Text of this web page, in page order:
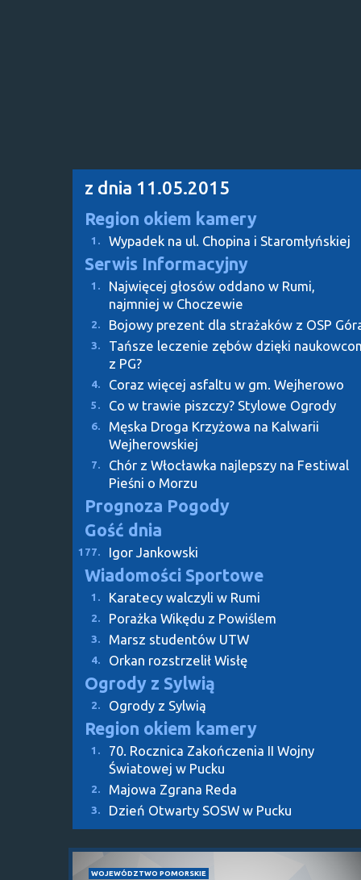
z dnia 11.05.2015
Region okiem kamery
1. Wypadek na ul. Chopina i Staromłyńskiej
Serwis Informacyjny
1.
Najwięcej głosów oddano w Rumi,
najmniej w Choczewie
2. Bojowy prezent dla strażaków z OSP
3.
Tańsze leczenie zębów dzięki
z PG?
4. Coraz więcej asfaltu w gm. Wejherowo
5. Co w trawie piszczy? Stylowe Ogrody
6.
Męska Droga Krzyżowa na Kalwarii
Wejherowskiej
7.
Chór z Włocławka najlepszy na Festiwal
Pieśni o Morzu
Prognoza Pogody
Gość dnia
177. Igor Jankowski
Wiadomości Sportowe
1. Karatecy walczyli w Rumi
2. Porażka Wikędu z Powiślem
3. Marsz studentów UTW
4. Orkan rozstrzelił Wisłę
Ogrody z Sylwią
2. Ogrody z Sylwią
Region okiem kamery
1.
70. Rocznica Zakończenia II Wojny
Światowej w Pucku
2. Majowa Zgrana Reda
3. Dzień Otwarty SOSW w Pucku
WOJEWÓDZTWO POMORSKIE